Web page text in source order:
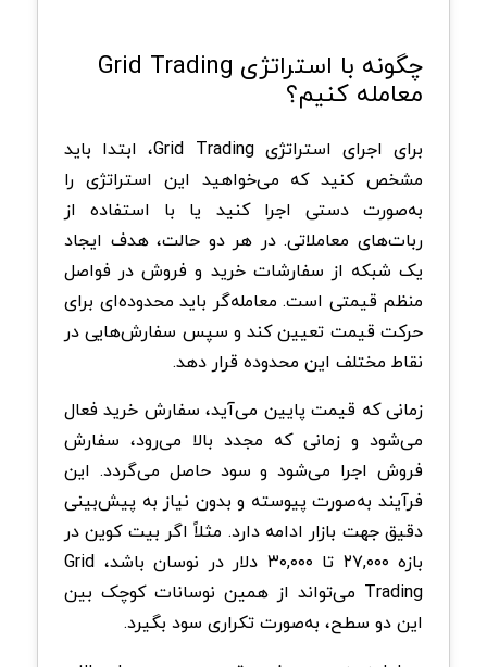
چگونه با استراتژی Grid Trading
معامله کنیم؟
برای اجرای استراتژی Grid Trading، ابتدا باید
مشخص کنید که می‌خواهید این استراتژی را
به‌صورت دستی اجرا کنید یا با استفاده از
ربات‌های معاملاتی. در هر دو حالت، هدف ایجاد
یک شبکه از سفارشات خرید و فروش در فواصل
منظم قیمتی است. معامله‌گر باید محدوده‌ای برای
حرکت قیمت تعیین کند و سپس سفارش‌هایی در
نقاط مختلف این محدوده قرار دهد.
زمانی که قیمت پایین می‌آید، سفارش خرید فعال
می‌شود و زمانی که مجدد بالا می‌رود، سفارش
فروش اجرا می‌شود و سود حاصل می‌گردد. این
فرآیند به‌صورت پیوسته و بدون نیاز به پیش‌بینی
دقیق جهت بازار ادامه دارد. مثلاً اگر بیت کوین در
بازه ۲۷,۰۰۰ تا ۳۰,۰۰۰ دلار در نوسان باشد، Grid
Trading می‌تواند از همین نوسانات کوچک بین
این دو سطح، به‌صورت تکراری سود بگیرد.